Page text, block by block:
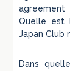
agreement
Quelle est
Japan Club
Dans